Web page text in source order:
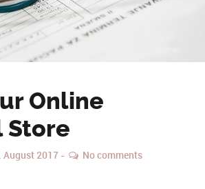
Online
Store
August 2017
No comments